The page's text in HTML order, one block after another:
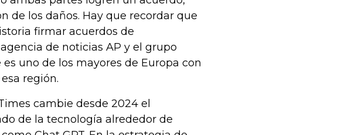
de los daños. Hay que recordar que
firmar acuerdos de
de noticias AP y el grupo
uno de los mayores de Europa con
región.
cambie desde 2024 el
de la tecnología alrededor de